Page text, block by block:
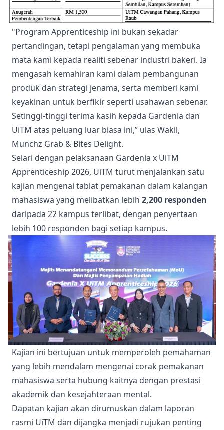
"Program Apprenticeship ini bukan sekadar
pertandingan, tetapi pengalaman yang membuka
mata kami kepada realiti sebenar industri bakeri. Ia
mengasah kemahiran kami dalam pembangunan
produk dan strategi jenama, serta memberi kami
keyakinan untuk berfikir seperti usahawan sebenar.
Setinggi-tinggi terima kasih kepada Gardenia dan
UiTM atas peluang luar biasa ini,” ulas Wakil,
Munchz Grab & Bites Delight.
Selari dengan pelaksanaan Gardenia x UiTM
Apprenticeship 2026, UiTM turut menjalankan satu
kajian mengenai tabiat pemakanan dalam kalangan
mahasiswa yang melibatkan lebih 2,200 responden
daripada 22 kampus terlibat, dengan penyertaan
lebih 100 responden bagi setiap kampus.
Kajian ini bertujuan untuk memperoleh pemahaman
yang lebih mendalam mengenai corak pemakanan
mahasiswa serta hubung kaitnya dengan prestasi
akademik dan kesejahteraan mental.
Dapatan kajian akan dirumuskan dalam laporan
rasmi UiTM dan dijangka menjadi rujukan penting